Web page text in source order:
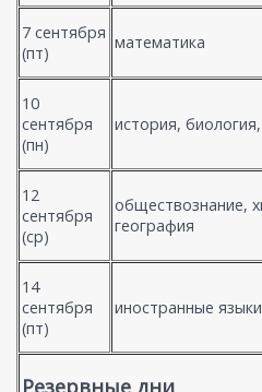
7 сентября
(пт)
математика
10
сентября
(пн)
история,
12
сентября
(ср)
обществознание,
география
14
сентября
(пт)
иностранные языки